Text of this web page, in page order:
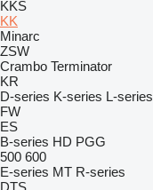
KKS
KK
Minarc
ZSW
Crambo Terminator
KR
D-series K-series L-series
FW
ES
B-series HD PGG
500 600
E-series MT R-series
DTS